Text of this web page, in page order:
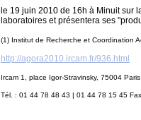
le 19 juin 2010 de 16h à Minuit sur
laboratoires et présentera ses
(1) Institut de Recherche et Coordination
http://agora2010.ircam.fr/936.html
Ircam 1, place Igor-Stravinsky, 75004
Tél. : 01 44 78 48 43 | 01 44 78 15 45